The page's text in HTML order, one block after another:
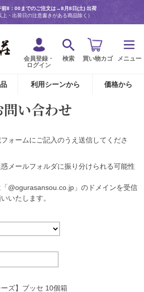
前8：00までのご注文は→8月8日(土) 出荷
上・出荷日の注意書きがある商品除く）
会員登録・
ログイン
検索 買い物カゴ メニュー
利用シーンから 価格から
問い合わせ
ォームにご記入のうえ送信してくださ
メールフォルダに振り分けられる可能性
@ogurasansou.co.jp」のドメインを受信
いたします。
ーズ】ブッセ 10個箱